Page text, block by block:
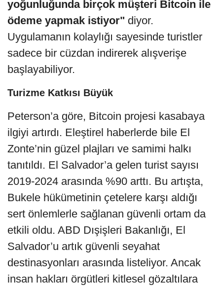
yoğunluğunda birçok müşteri Bitcoin ile
ödeme yapmak istiyor" diyor.
Uygulamanın kolaylığı sayesinde turistler
sadece bir cüzdan indirerek alışverişe
başlayabiliyor.
Turizme Katkısı Büyük
Peterson’a göre, Bitcoin projesi kasabaya
ilgiyi artırdı. Eleştirel haberlerde bile El
Zonte’nin güzel plajları ve samimi halkı
tanıtıldı. El Salvador’a gelen turist sayısı
2019-2024 arasında %90 arttı. Bu artışta,
Bukele hükümetinin çetelere karşı aldığı
sert önlemlerle sağlanan güvenli ortam da
etkili oldu. ABD Dışişleri Bakanlığı, El
Salvador’u artık güvenli seyahat
destinasyonları arasında listeliyor. Ancak
insan hakları örgütleri kitlesel gözaltılara